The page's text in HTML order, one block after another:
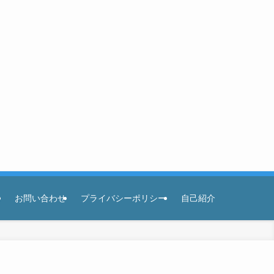
お問い合わせ プライバシーポリシー 自己紹介